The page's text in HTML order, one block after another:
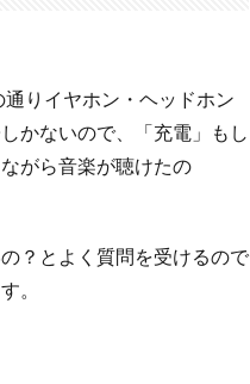
りイヤホン・ヘッドホン
かないので、「充電」もし
がら音楽が聴けたの
？とよく質問を受けるので
。